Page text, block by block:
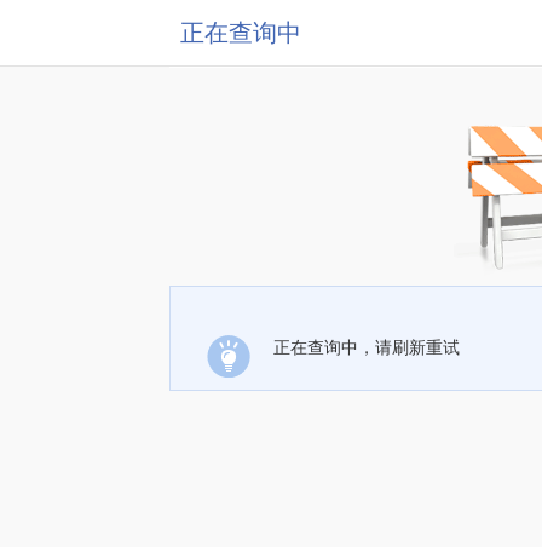
正在查询中
正在查询中，请刷新重试